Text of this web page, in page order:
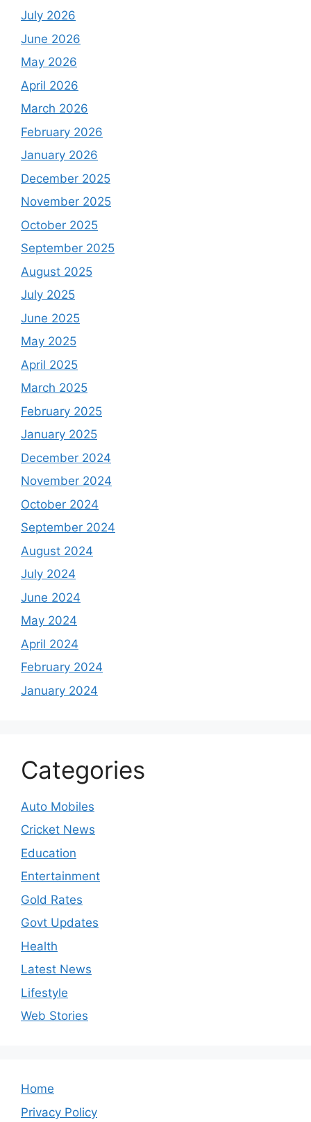
July 2026
June 2026
May 2026
April 2026
March 2026
February 2026
January 2026
December 2025
November 2025
October 2025
September 2025
August 2025
July 2025
June 2025
May 2025
April 2025
March 2025
February 2025
January 2025
December 2024
November 2024
October 2024
September 2024
August 2024
July 2024
June 2024
May 2024
April 2024
February 2024
January 2024
Categories
Auto Mobiles
Cricket News
Education
Entertainment
Gold Rates
Govt Updates
Health
Latest News
Lifestyle
Web Stories
Home
Privacy Policy